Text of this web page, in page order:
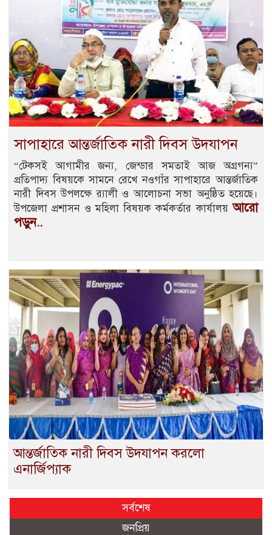
সাপাহারে আন্তর্জাতিক নারী দিবস উদযাপন
“টেকসই আগামীর জন্য, জেন্ডার সমতাই আজ অগ্রগন্য”
প্রতিপাদ্য বিষয়কে সামনে রেখে নওগাঁর সাপাহারে আন্তর্জাতিক
নারী দিবস উপলক্ষে র‌্যালী ও আলোচনা সভা অনুষ্ঠিত হয়েছে।
উপজেলা প্রশাসন ও মহিলা বিষয়ক কর্মকর্তার কার্যালয়আরো
পড়ুন..
আন্তর্জাতিক নারী দিবস উদযাপন করলো
এনার্জিপ্যাক
সর্বশেষ
জনপ্রিয়